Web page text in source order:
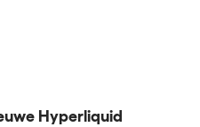
Hyperliquid